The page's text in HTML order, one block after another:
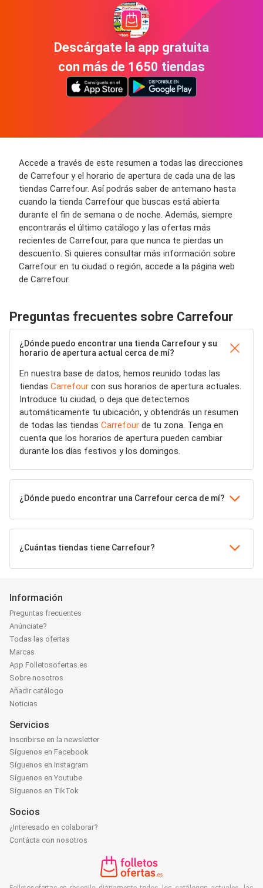
Descárgate la app gratuita
con más de 1650 tiendas
Accede a través de este resumen a todas las direcciones
de Carrefour y el horario de apertura de cada una de las
tiendas Carrefour. Así podrás saber de antemano hasta
cuando la tienda Carrefour que buscas está abierta
durante el fin de semana o de noche. Además, siempre
encontrarás el último catálogo y las ofertas más
recientes de Carrefour, para que nunca te pierdas un
descuento. Si quieres consultar más información sobre
Carrefour en tu ciudad o región, accede a la página web
de Carrefour.
Preguntas frecuentes sobre Carrefour
¿Dónde puedo encontrar una tienda Carrefour y su
horario de apertura actual cerca de mí?
En nuestra base de datos, hemos reunido todas las
tiendas Carrefour con sus horarios de apertura actuales.
Introduce tu ciudad, o deja que detectemos
automáticamente tu ubicación, y obtendrás un resumen
de todas las tiendas Carrefour de tu zona. Tenga en
cuenta que los horarios de apertura pueden cambiar
durante los días festivos y los domingos.
¿Dónde puedo encontrar una Carrefour cerca de mí?
¿Cuántas tiendas tiene Carrefour?
Información
Preguntas frecuentes
Anúnciate?
Todas las ofertas
Marcas
App Folletosofertas.es
Sobre nosotros
Añadir catálogo
Noticias
Servicios
Inscribirse en la newsletter
Síguenos en Facebook
Síguenos en Instagram
Síguenos en Youtube
Síguenos en TikTok
Socios
¿Interesado en colaborar?
Contácta con nosotros